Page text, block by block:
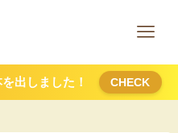
出しました！ CHECK